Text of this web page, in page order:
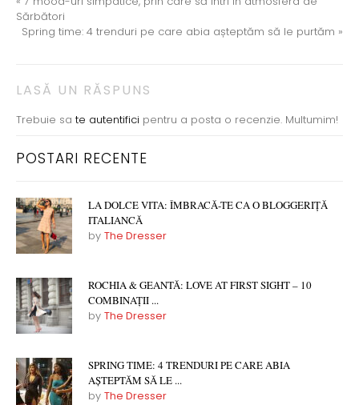
Sărbători
Spring time: 4 trenduri pe care abia așteptăm să le purtăm »
LASĂ UN RĂSPUNS
Trebuie sa te autentifici pentru a posta o recenzie. Multumim!
POSTARI RECENTE
LA DOLCE VITA: ÎMBRACĂ-TE CA O BLOGGERIȚĂ
ITALIANCĂ
by The Dresser
ROCHIA & GEANTĂ: LOVE AT FIRST SIGHT – 10
COMBINAȚII ...
by The Dresser
SPRING TIME: 4 TRENDURI PE CARE ABIA
AȘTEPTĂM SĂ LE ...
by The Dresser